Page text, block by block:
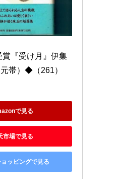
『受け月』伊集
帯）◆（261）
で見る
市場で見る
ッピングで見る